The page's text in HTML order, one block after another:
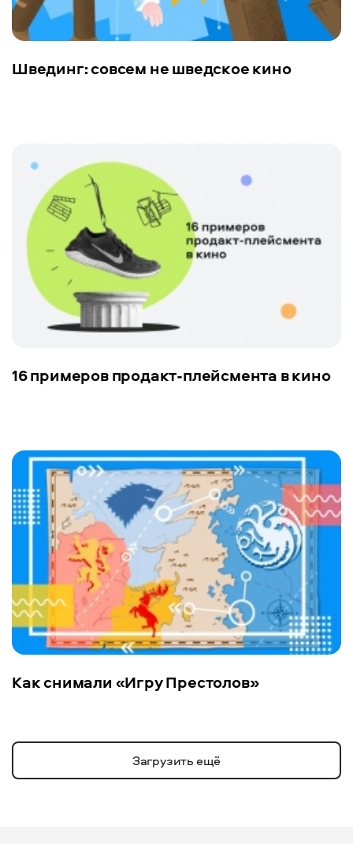
Швединг: совсем не шведское кино
16 примеров продакт-плейсмента в кино
Как снимали «Игру Престолов»
Загрузить ещё